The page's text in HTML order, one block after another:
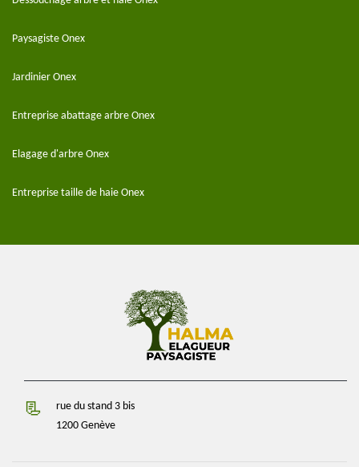
Paysagiste Onex
Jardinier Onex
Entreprise abattage arbre Onex
Elagage d'arbre Onex
Entreprise taille de haie Onex
rue du stand 3 bis
1200 Genève